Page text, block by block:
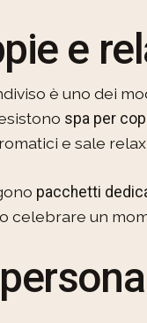
e
è uno dei
spa per
e sale
pacchetti
celebrare un